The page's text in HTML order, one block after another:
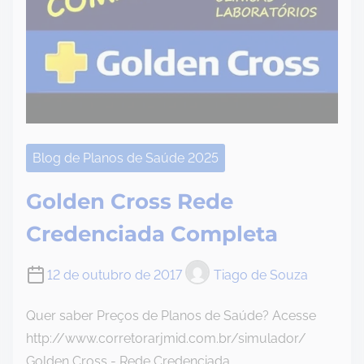
Blog de Planos de Saúde 2025
Golden Cross Rede
Credenciada Completa
12 de outubro de 2017 Tiago de Souza
Quer saber Preços de Planos de Saúde? Acesse
http://www.corretorarjmid.com.br/simulador/